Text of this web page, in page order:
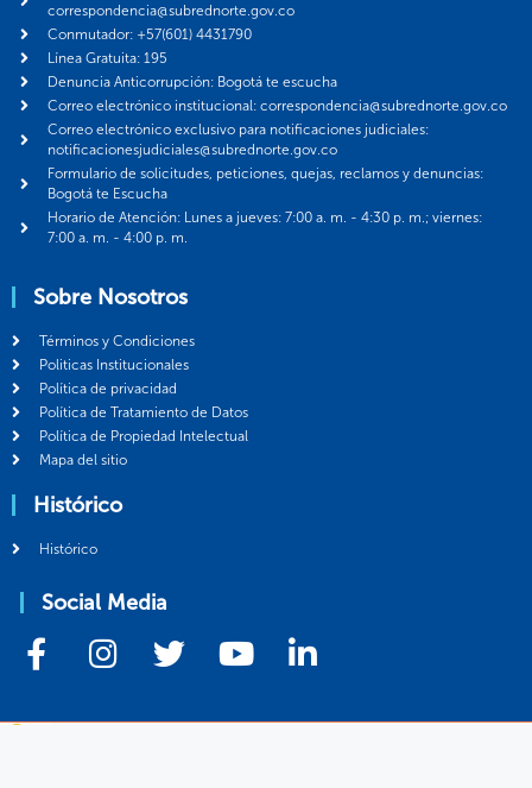
correspondencia@subrednorte.gov.co
Conmutador: +57(601) 4431790
Línea Gratuita: 195
Denuncia Anticorrupción: Bogotá te escucha
Correo electrónico institucional: correspondencia@subrednorte.gov.co
Correo electrónico exclusivo para notificaciones judiciales:
notificacionesjudiciales@subrednorte.gov.co
Formulario de solicitudes, peticiones, quejas, reclamos y denuncias:
Bogotá te Escucha
Horario de Atención: Lunes a jueves: 7:00 a. m. - 4:30 p. m.; viernes:
7:00 a. m. - 4:00 p. m.
Sobre Nosotros
Términos y Condiciones
Politicas Institucionales
Política de privacidad
Política de Tratamiento de Datos
Política de Propiedad Intelectual
Mapa del sitio
Histórico
Histórico
Social Media